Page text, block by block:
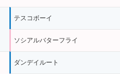
テスコボーイ
ソシアルバターフライ
ダンデイルート